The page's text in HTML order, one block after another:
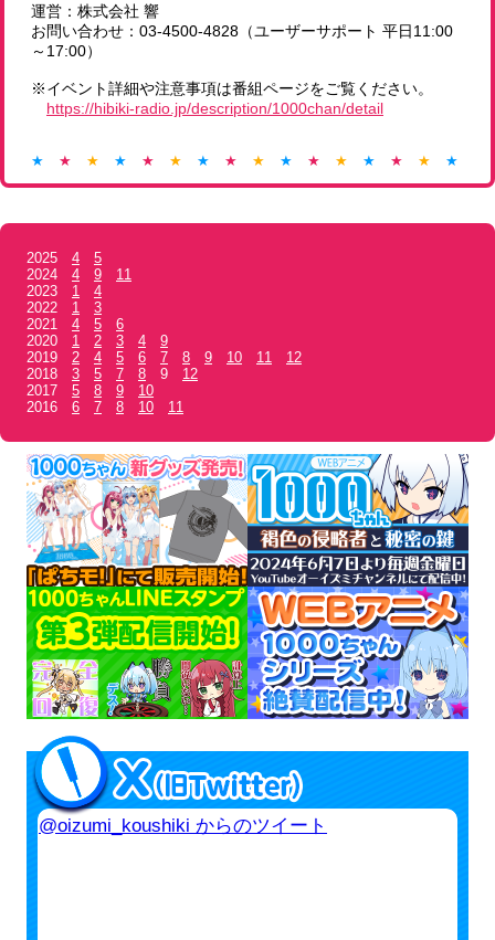
運営：株式会社 響
お問い合わせ：03-4500-4828（ユーザーサポート 平日11:00
～17:00）
※イベント詳細や注意事項は番組ページをご覧ください。
https://hibiki-radio.jp/description/1000chan/detail
★ ★ ★ ★ ★ ★ ★ ★ ★ ★ ★ ★ ★ ★ ★ ★
2025 4
5
2024 4 9
11
2023 1
4
2022 1
3
2021 4 5
6
2020 1 2 3 4
9
2019 2 4 5 6 7 8 9 10 11
12
2018 3 5 7 8 9 12
2017 5 8 9
10
2016 6 7 8 10 11
@oizumi_koushiki からのツイート